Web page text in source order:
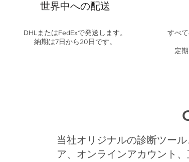
世界中への配送
DHLまたはFedExで発送します。
納期は7日から20日です。
すべ
定
当社オリジナルの診断ツー
ア、オンラインアカウント